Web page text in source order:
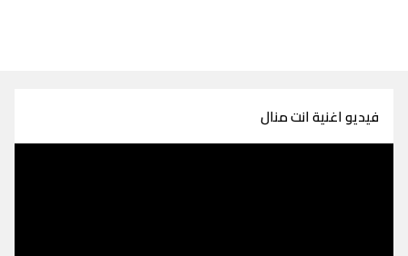
فيديو اغنية انت منال